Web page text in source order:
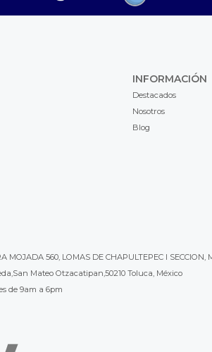
INFORMACIÓN
Destacados
Nosotros
Blog
560, LOMAS DE CHAPULTEPEC I SECCION,
Mateo Otzacatipan,50210 Toluca, México
de 9am a 6pm